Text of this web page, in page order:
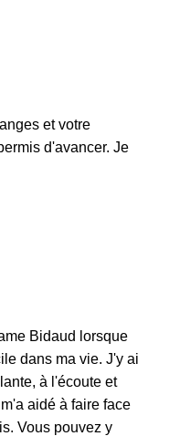
et votre
d'avancer. Je
Bidaud lorsque
dans ma vie. J'y ai
à l'écoute et
aidé à faire face
Vous pouvez y